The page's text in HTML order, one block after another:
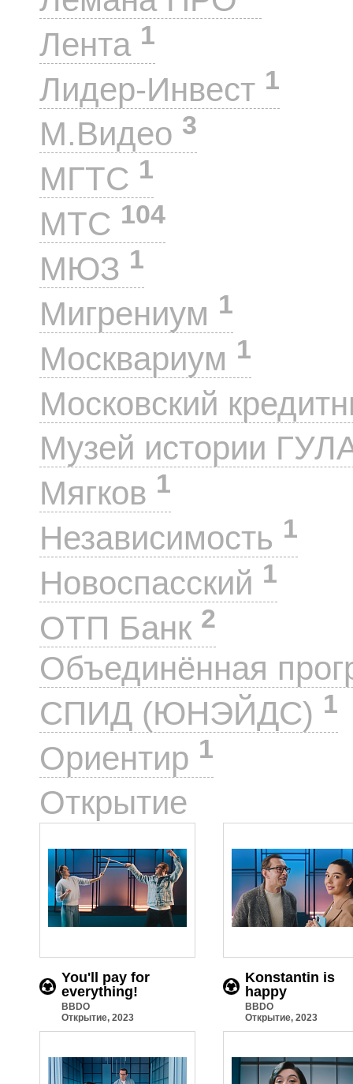
Лента 1
Лидер-Инвест 1
М.Видео 3
МГТС 1
МТС 104
МЮЗ 1
Мигрениум 1
Москвариум 1
Московский
Музей истории
Мягков 1
Независимость 1
Новоспасский 1
ОТП Банк 2
Объединённая
СПИД (ЮНЭЙДС) 1
Ориентир 1
Открытие
You'll pay for
everything!
BBDO
Открытие, 2023
Konstantin is
happy
BBDO
Открытие, 2023